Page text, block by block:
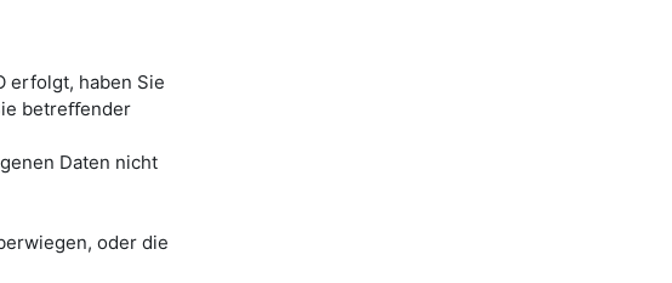
erfolgt, haben Sie
betreﬀender
Daten nicht
oder die